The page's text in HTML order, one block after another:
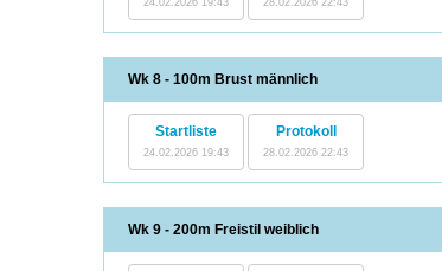
Wk 8 - 100m Brust männlich
Startliste
24.02.2026 19:43
Protokoll
28.02.2026 22:43
Wk 9 - 200m Freistil weiblich